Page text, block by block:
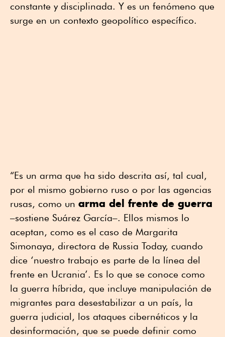
constante y disciplinada. Y es un fenómeno que
surge en un contexto geopolítico específico.
“Es un arma que ha sido descrita así, tal cual,
por el mismo gobierno ruso o por las agencias
rusas, como un arma del frente de guerra
–sostiene Suárez García–. Ellos mismos lo
aceptan, como es el caso de Margarita
Simonaya, directora de Russia Today, cuando
dice ‘nuestro trabajo es parte de la línea del
frente en Ucrania’. Es lo que se conoce como
la guerra híbrida, que incluye manipulación de
migrantes para desestabilizar a un país, la
guerra judicial, los ataques cibernéticos y la
desinformación, que se puede definir como